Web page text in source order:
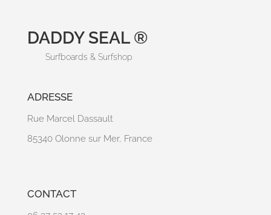
DADDY SEAL ®
Surfboards & Surfshop
ADRESSE
Rue Marcel Dassault
85340 Olonne sur Mer, France
CONTACT